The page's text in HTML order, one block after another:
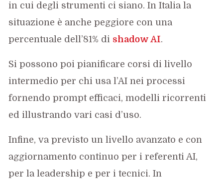
in cui degli strumenti ci siano. In Italia la
situazione è anche peggiore con una
percentuale dell’81% di shadow AI.
Si possono poi pianificare corsi di livello
intermedio per chi usa l’AI nei processi
fornendo prompt efficaci, modelli ricorrenti
ed illustrando vari casi d’uso.
Infine, va previsto un livello avanzato e con
aggiornamento continuo per i referenti AI,
per la leadership e per i tecnici. In